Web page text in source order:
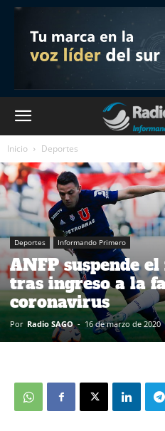
Inicio Deportes
Deportes Informando Primero
ANFP suspende
tras ingreso a la
coronavirus
Por Radio SAGO - 16 de marzo de 2020